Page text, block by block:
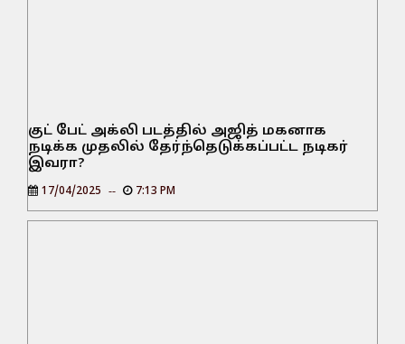
குட் பேட் அக்லி படத்தில் அஜித் மகனாக
நடிக்க முதலில் தேர்ந்தெடுக்கப்பட்ட நடிகர்
இவரா?
17/04/2025 7:13 PM